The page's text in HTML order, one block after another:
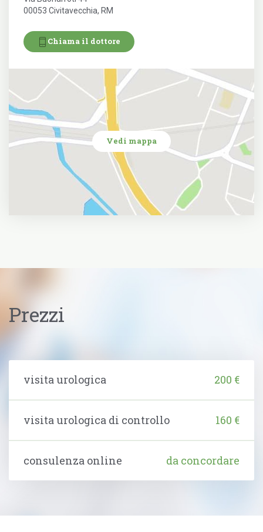
00053 Civitavecchia, RM
Chiama il dottore
Vedi mappa
Prezzi
visita urologica 200 €
visita urologica di controllo 160 €
consulenza online da concordare